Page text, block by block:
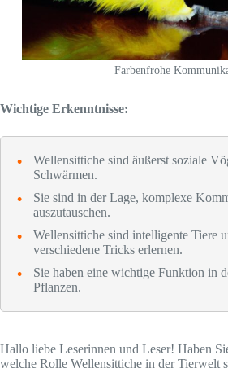
Farbenfrohe
Wichtige Erkenntnisse:
Wellensittiche sind äußerst soziale
Schwärmen.
Sie sind in der Lage, komplexe
auszutauschen.
Wellensittiche sind intelligente Tiere
verschiedene Tricks erlernen.
Sie haben eine wichtige Funktion in
Pflanzen.
Hallo liebe Leserinnen und Leser! Haben
welche Rolle Wellensittiche in der Tierwelt